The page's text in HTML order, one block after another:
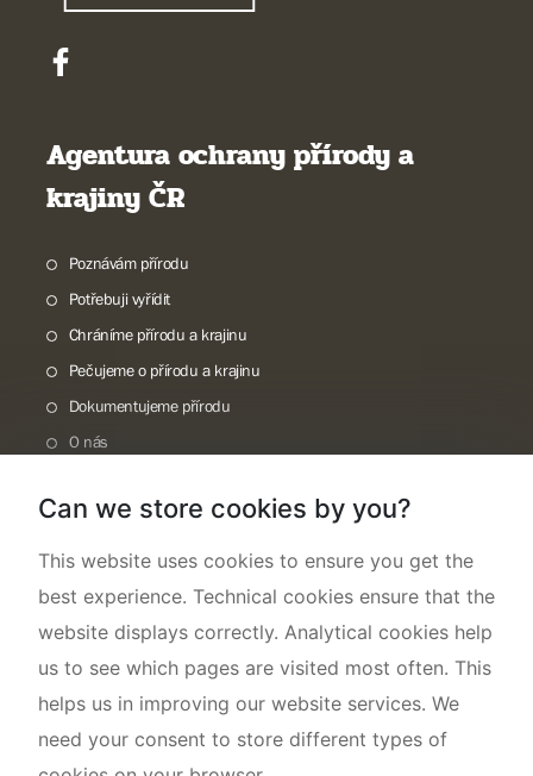
Agentura ochrany přírody a
krajiny ČR
Poznávám přírodu
Potřebuji vyřídit
Chráníme přírodu a krajinu
Pečujeme o přírodu a krajinu
Dokumentujeme přírodu
O nás
Can we store cookies by you?
This website uses cookies to ensure you get the
best experience. Technical cookies ensure that the
website displays correctly. Analytical cookies help
us to see which pages are visited most often. This
helps us in improving our website services. We
need your consent to store different types of